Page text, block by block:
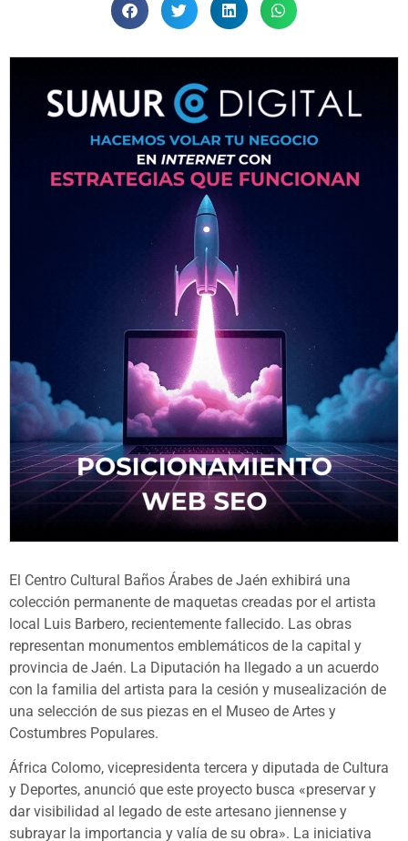
El Centro Cultural Baños Árabes de Jaén exhibirá una
colección permanente de maquetas creadas por el artista
local Luis Barbero, recientemente fallecido. Las obras
representan monumentos emblemáticos de la capital y
provincia de Jaén. La Diputación ha llegado a un acuerdo
con la familia del artista para la cesión y musealización de
una selección de sus piezas en el Museo de Artes y
Costumbres Populares.
África Colomo, vicepresidenta tercera y diputada de Cultura
y Deportes, anunció que este proyecto busca «preservar y
dar visibilidad al legado de este artesano jiennense y
subrayar la importancia y valía de su obra». La iniciativa